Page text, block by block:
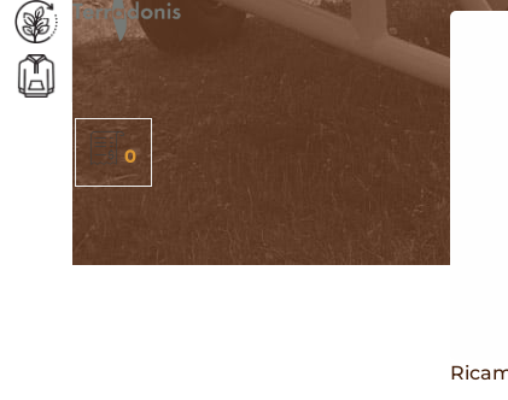
Terradonis
0